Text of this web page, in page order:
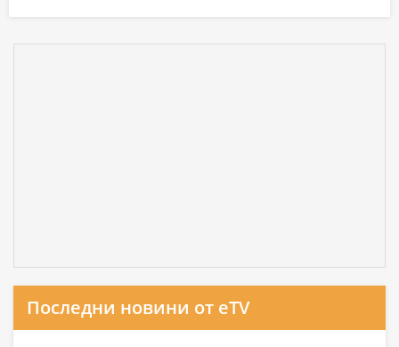
Последни новини от eTV